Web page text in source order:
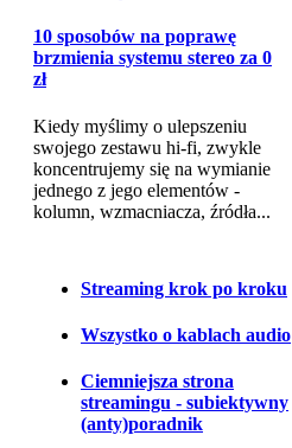
10 sposobów na poprawę
brzmienia systemu stereo za 0
zł
Kiedy myślimy o ulepszeniu
swojego zestawu hi-fi, zwykle
koncentrujemy się na wymianie
jednego z jego elementów -
kolumn, wzmacniacza, źródła...
Streaming krok po kroku
Wszystko o kablach audio
Ciemniejsza strona
streamingu - subiektywny
(anty)poradnik